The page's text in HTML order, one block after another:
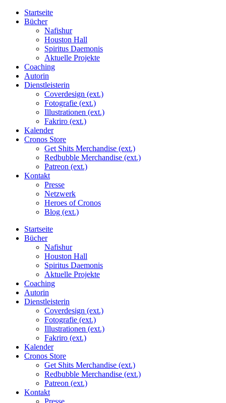
Startseite
Bücher
Nafishur
Houston Hall
Spiritus Daemonis
Aktuelle Projekte
Coaching
Autorin
Dienstleisterin
Coverdesign (ext.)
Fotografie (ext.)
Illustrationen (ext.)
Fakriro (ext.)
Kalender
Cronos Store
Get Shits Merchandise (ext.)
Redbubble Merchandise (ext.)
Patreon (ext.)
Kontakt
Presse
Netzwerk
Heroes of Cronos
Blog (ext.)
Startseite
Bücher
Nafishur
Houston Hall
Spiritus Daemonis
Aktuelle Projekte
Coaching
Autorin
Dienstleisterin
Coverdesign (ext.)
Fotografie (ext.)
Illustrationen (ext.)
Fakriro (ext.)
Kalender
Cronos Store
Get Shits Merchandise (ext.)
Redbubble Merchandise (ext.)
Patreon (ext.)
Kontakt
Presse